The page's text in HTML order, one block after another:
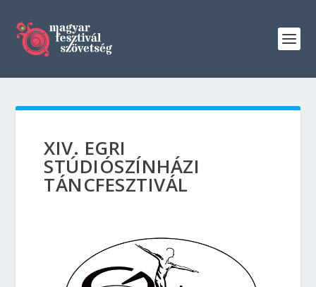
XIV. EGRI
STÚDIÓSZÍNHÁZI
TÁNCFESZTIVÁL